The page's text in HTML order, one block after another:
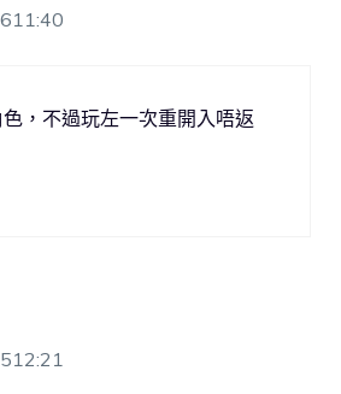
，不過玩左一次重開入唔返